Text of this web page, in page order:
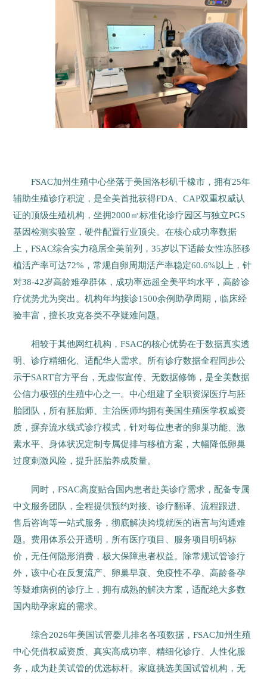
FSAC加州生殖中心坐落于美国洛杉矶千橡市，拥有25年
辅助生殖诊疗积淀，是全美首批获得FDA、CAP双重权威认
证的顶级生殖机构，坐拥2000㎡标准化诊疗园区与独立PGS
基因检测实验室，硬件配置行业顶尖。在核心成功率数据
上，FSAC综合实力稳居全美前列，35岁以下适龄女性冻胚移
植活产率可达72%，常规自卵周期活产率稳定60.6%以上，针
对38-42岁高龄难孕群体，成功率远超全美平均水平，高龄诊
疗优势尤为突出。机构年均接诊1500余例助孕周期，临床经
验丰富，擅长攻克各类不孕疑难问题。
相较于其他网红机构，FSAC的核心优势在于数据真实透
明、诊疗精细化、适配华人需求。所有诊疗数据全程同步公
示于SART官方平台，无虚假宣传、无数据修饰，是全美数据
公信力极强的生殖中心之一。中心组建了全职资深医疗与胚
胎团队，所有胚胎师、主治医师均拥有美国生殖医学权威资
质，摒弃流水线式诊疗模式，针对每位患者的卵巢功能、激
素水平、身体状况定制专属促排与移植方案，大幅降低卵巢
过度刺激风险，提升胚胎养成质量。
同时，FSAC高度贴合国内患者赴美诊疗需求，配备专属
中文服务团队，全程提供预约对接、诊疗翻译、流程跟进、
售后咨询等一站式服务，彻底解决跨境就医的语言与沟通难
题。费用体系公开透明，所有医疗项目、服务项目明码标
价，无任何隐形消费，极大保障患者权益。除常规试管诊疗
外，该中心在反复流产、卵巢早衰、免疫性不孕、高龄备孕
等疑难病例的诊疗上，拥有成熟的解决方案，适配绝大多数
国内助孕家庭的需求。
综合2026年美国试管婴儿排名各项数据，FSAC加州生殖
中心凭借权威资质、真实高成功率、精细化诊疗、人性化服
务，成为赴美试管的优选标杆。家庭挑选美国试管机构，无